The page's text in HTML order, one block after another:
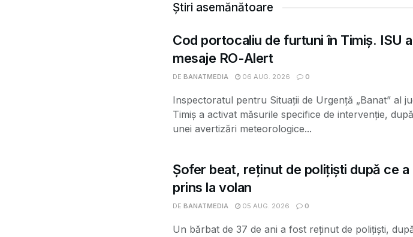
Știri asemănătoare
Cod portocaliu de furtuni în Timiș. ISU
mesaje RO-Alert
DE BANATMEDIA 06 AUG. 2026 0
Inspectoratul pentru Situații de Urgență „Banat” al
Timiș a activat măsurile specifice de intervenție,
unei avertizări meteorologice...
Șofer beat, reținut de polițiști după ce
prins la volan
DE BANATMEDIA 05 AUG. 2026 0
Un bărbat de 37 de ani a fost reținut de polițiști,